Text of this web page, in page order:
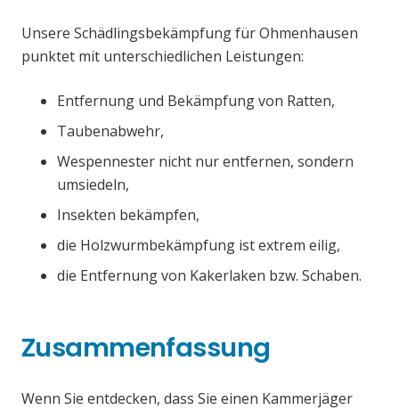
Unsere Schädlingsbekämpfung für Ohmenhausen
punktet mit unterschiedlichen Leistungen:
Entfernung und Bekämpfung von Ratten,
Taubenabwehr,
Wespennester nicht nur entfernen, sondern
umsiedeln,
Insekten bekämpfen,
die Holzwurmbekämpfung ist extrem eilig,
die Entfernung von Kakerlaken bzw. Schaben.
Zusammenfassung
Wenn Sie entdecken, dass Sie einen Kammerjäger